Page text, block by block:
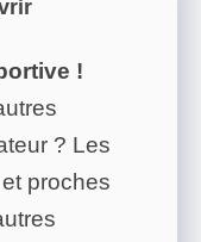
!
? Les
proches